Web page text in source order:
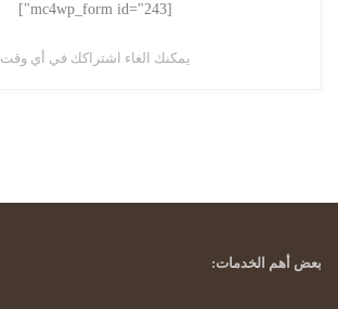
[mc4wp_form id="243"]
يمكنك الغاء اشتراكك في أي وقت
بعض أهم الخدمات: